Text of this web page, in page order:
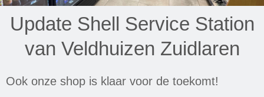
Shell Service Station
van Veldhuizen Zuidlaren
Bij ons Shell tankstation verkopen we
hoogwaardige brandstoffen.
Update Shell Service Station
van Veldhuizen Zuidlaren
Ook onze shop is klaar voor de toekomt!